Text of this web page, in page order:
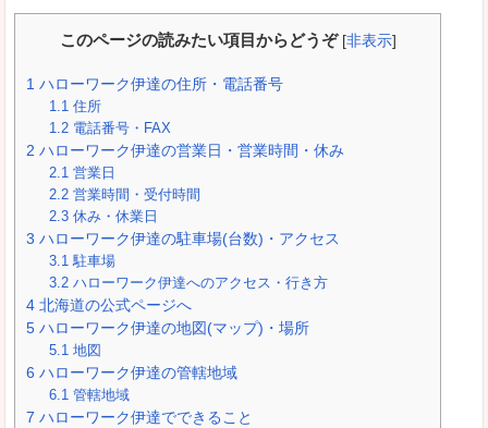
このページの読みたい項目からどうぞ [非表示]
1 ハローワーク伊達の住所・電話番号
1.1 住所
1.2 電話番号・FAX
2 ハローワーク伊達の営業日・営業時間・休み
2.1 営業日
2.2 営業時間・受付時間
2.3 休み・休業日
3 ハローワーク伊達の駐車場(台数)・アクセス
3.1 駐車場
3.2 ハローワーク伊達へのアクセス・行き方
4 北海道の公式ページへ
5 ハローワーク伊達の地図(マップ)・場所
5.1 地図
6 ハローワーク伊達の管轄地域
6.1 管轄地域
7 ハローワーク伊達でできること